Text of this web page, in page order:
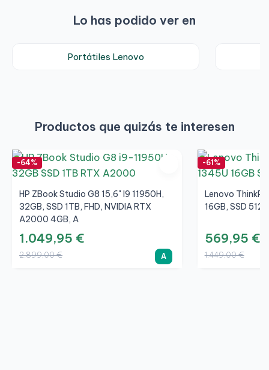
Puerto auriculares/micrófono:Sí
Peso y Dimensiones
Ancho:333 mm
Altura:17,4 mm
Lo has podido ver en
Portátiles Lenovo
Productos que quizás te interesen
-64%
HP ZBook Studio G8 15,6" I9 11950H,
32GB, SSD 1TB, FHD, NVIDIA RTX
A2000 4GB, A
1.049,95 €
2.899,00 € A
-61%
Lenovo
16GB, SSD
569,95 €
1.449,00 €